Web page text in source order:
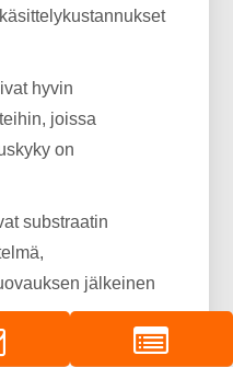
hyvin
joissa
on
substraatin
jälkeinen